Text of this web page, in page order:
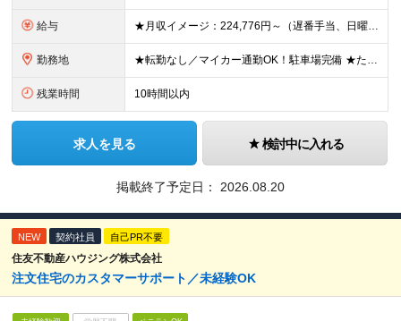
給与 ★月収イメージ：224,776円～（遅番手当、日曜手当など含む）＋賞与年2回 月給20万720円～＋残業代全額支給＋各種手当＋賞与年2回 ┗遅番シフト、日曜の出勤でプラスで手当支給！ ┗他にも、家族
勤務地 ★転勤なし／マイカー通勤OK！駐車場完備 ★たまプラーザ／新百合ヶ丘／登戸などから送迎バスも出ています！ 【向ケ丘自動車学校】 神奈川県川崎市宮前区菅生4-6-1 ※(変更の範囲)勤務地に変更なし
残業時間 10時間以内
求人を見る 検討中に入れる
掲載終了予定日： 2026.08.20
NEW 契約社員 自己PR不要
住友不動産ハウジング株式会社
注文住宅のカスタマーサポート／未経験OK